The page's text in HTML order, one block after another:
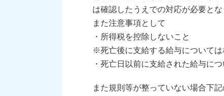
は確認したうえでの対応が必要とな
また注意事項として
・所得税を控除しないこと
※死亡後に支給する給与については
・死亡日以前に支給された給与に
また規則等が整っていない場合下